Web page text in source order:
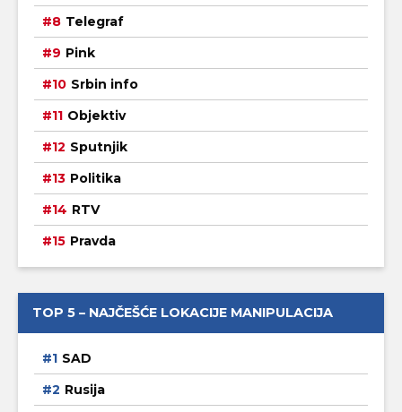
Telegraf
Pink
Srbin info
Objektiv
Sputnjik
Politika
RTV
Pravda
TOP 5 – NAJČEŠĆE LOKACIJE MANIPULACIJA
SAD
Rusija